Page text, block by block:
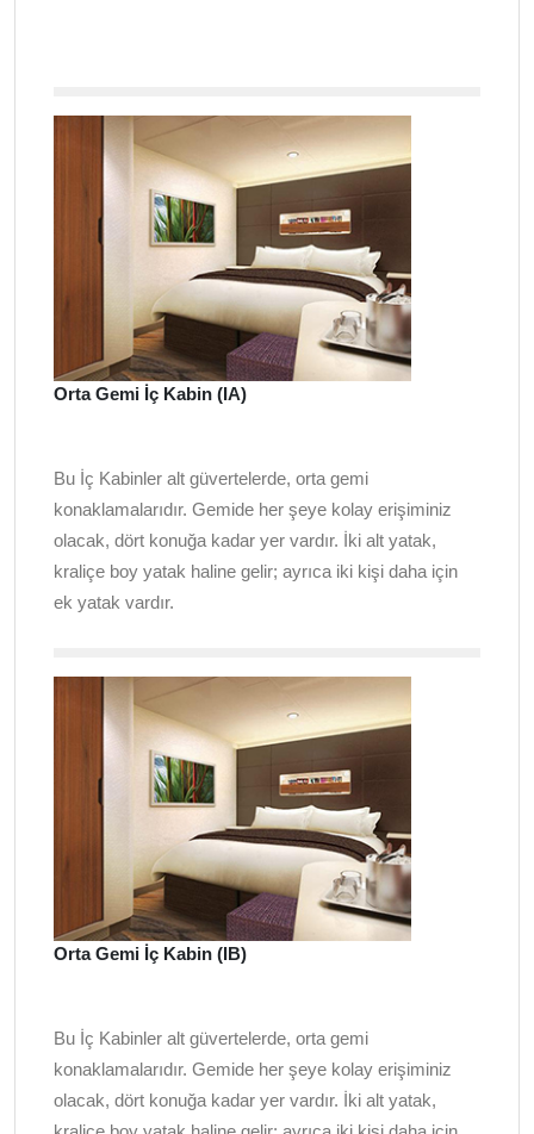
Orta Gemi İç Kabin (IA)
Bu İç Kabinler alt güvertelerde, orta gemi
konaklamalarıdır. Gemide her şeye kolay erişiminiz
olacak, dört konuğa kadar yer vardır. İki alt yatak,
kraliçe boy yatak haline gelir; ayrıca iki kişi daha için
ek yatak vardır.
Orta Gemi İç Kabin (IB)
Bu İç Kabinler alt güvertelerde, orta gemi
konaklamalarıdır. Gemide her şeye kolay erişiminiz
olacak, dört konuğa kadar yer vardır. İki alt yatak,